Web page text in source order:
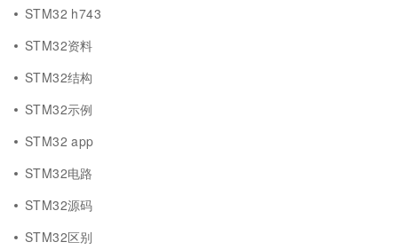
STM32 h743
STM32资料
STM32结构
STM32示例
STM32 app
STM32电路
STM32源码
STM32区别